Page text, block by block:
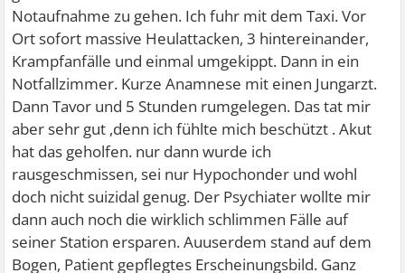
Notaufnahme zu gehen. Ich fuhr mit dem Taxi. Vor
Ort sofort massive Heulattacken, 3 hintereinander,
Krampfanfälle und einmal umgekippt. Dann in ein
Notfallzimmer. Kurze Anamnese mit einen Jungarzt.
Dann Tavor und 5 Stunden rumgelegen. Das tat mir
aber sehr gut ,denn ich fühlte mich beschützt . Akut
hat das geholfen. nur dann wurde ich
rausgeschmissen, sei nur Hypochonder und wohl
doch nicht suizidal genug. Der Psychiater wollte mir
dann auch noch die wirklich schlimmen Fälle auf
seiner Station ersparen. Auuserdem stand auf dem
Bogen, Patient gepflegtes Erscheinungsbild. Ganz